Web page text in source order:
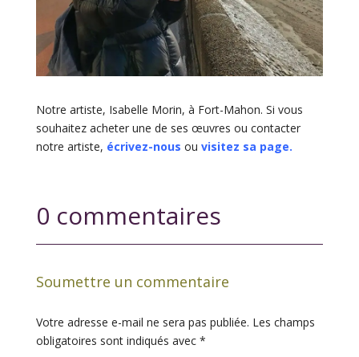
Notre artiste, Isabelle Morin, à Fort-Mahon. Si vous
souhaitez acheter une de ses œuvres ou contacter
notre artiste, écrivez-nous ou visitez sa page.
0 commentaires
Soumettre un commentaire
Votre adresse e-mail ne sera pas publiée. Les champs
obligatoires sont indiqués avec *